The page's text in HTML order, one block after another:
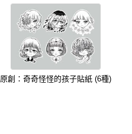
原創：奇奇怪怪的孩子貼紙 (6種)